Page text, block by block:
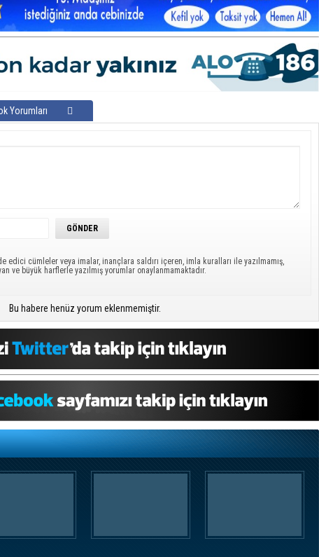
Yorumları
edici cümleler veya imalar, inançlara saldırı içeren, imla kuralları ile yazılmamış,
ve büyük harflerle yazılmış yorumlar onaylanmamaktadır.
Bu habere henüz yorum eklenmemiştir.